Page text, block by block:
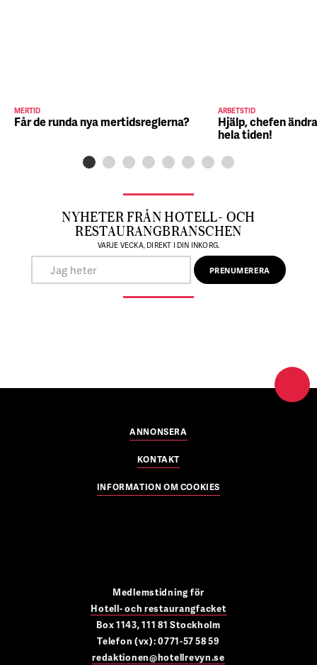
MERTID
Får de runda nya mertidsreglerna?
ARBETSTID
Hjälp, chefen
hela tiden!
NYHETER FRÅN HOTELL- OCH
RESTAURANGBRANSCHEN
VARJE VECKA, DIREKT I DIN INKORG.
ANNONSERA
KONTAKT
INFORMATION OM COOKIES
Medlemstidning för
Hotell- och restaurangfacket
Box 1143, 111 81 Stockholm
Telefon (vx): 0771-57 58 59
redaktionen@hotellrevyn.se